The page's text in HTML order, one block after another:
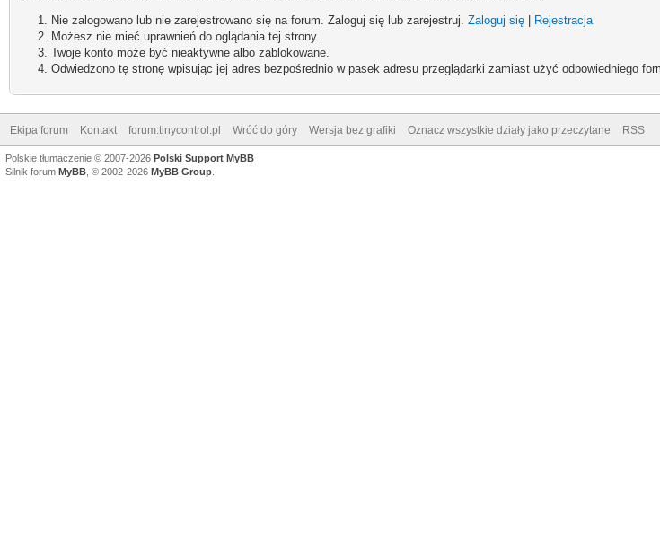
Nie zalogowano lub nie zarejestrowano się na forum. Zaloguj się lub zarejestruj. Zaloguj się
Rejestracja
Możesz nie mieć uprawnień do oglądania tej strony.
Twoje konto może być nieaktywne albo zablokowane.
Odwiedzono tę stronę wpisując jej adres bezpośrednio w pasek adresu przeglądarki zamiast użyć odpowiedniego
Ekipa forum Kontakt forum.tinycontrol.pl Wróć do góry Wersja bez grafiki Oznacz wszystkie działy jako przeczytane RSS
Polskie tłumaczenie © 2007-2026 Polski Support MyBB
Silnik forum MyBB , © 2002-2026 MyBB Group